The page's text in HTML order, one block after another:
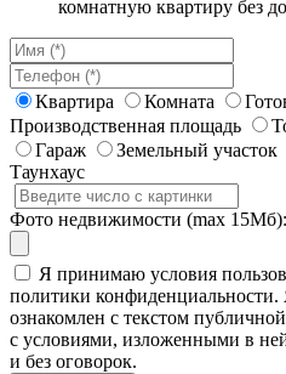
комнатную квартиру без
Квартира Комната
Производственная площадь
Гараж
Земельный участок
Таунхаус
Фото недвижимости (max 15Мб):
Я принимаю условия
политики
ознакомлен с текстом
с условиями, изложенными в
и без оговорок.